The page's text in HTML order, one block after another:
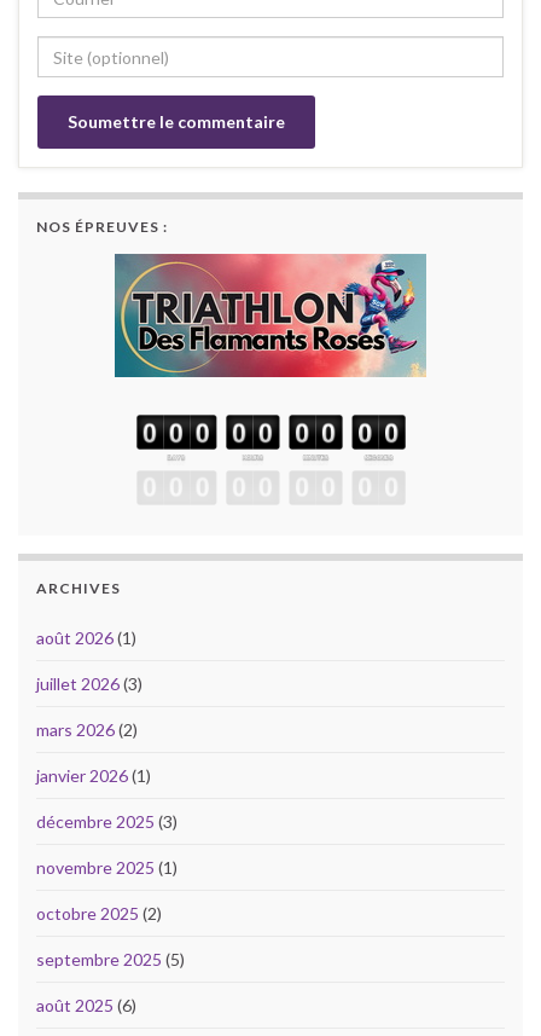
NOS ÉPREUVES :
ARCHIVES
août 2026(1)
juillet 2026(3)
mars 2026(2)
janvier 2026(1)
décembre 2025 (3)
novembre 2025 (1)
octobre 2025 (2)
septembre 2025 (5)
août 2025 (6)